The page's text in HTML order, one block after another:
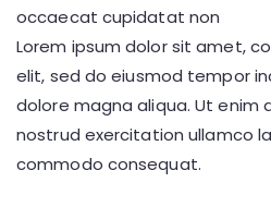
occaecat cupidatat non
Lorem ipsum dolor sit amet,
elit, sed do eiusmod tempor
dolore magna aliqua. Ut enim
nostrud exercitation ullamco
commodo consequat.